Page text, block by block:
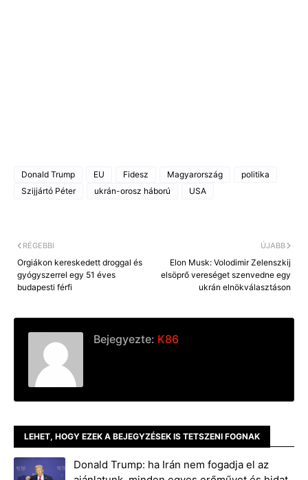
Donald Trump EU Fidesz Magyarország
politika
Szijjártó Péter
ukrán-orosz háború USA
ÚJABB
Elon Musk: Volodimir Zelenszkij
elsöprő vereséget szenvedne egy
ukrán elnökválasztáson
RÉGEBBI
Orgiákon kereskedett droggal és
gyógyszerrel egy 51 éves
budapesti férfi
Bejegyezte: K86
LEHET, HOGY EZEK A BEJEGYZÉSEK IS TETSZENI FOGNAK
Donald Trump: ha Irán nem fogadja el az